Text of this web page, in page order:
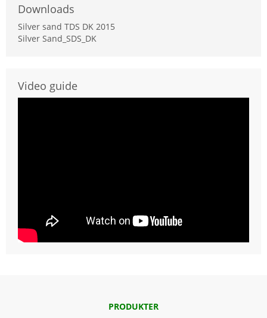
Downloads
Silver sand TDS DK 2015
Silver Sand_SDS_DK
Video guide
PRODUKTER